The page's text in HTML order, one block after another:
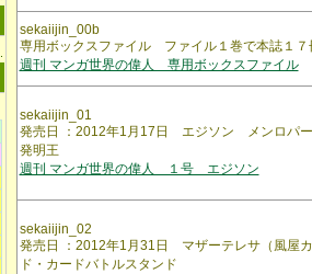
sekaiijin_00b
専用ボックスファイル ファイル１巻で本誌１７
週刊 マンガ世界の偉人 専用ボックスファイル
sekaiijin_01
発売日 ：2012年1月17日 エジソン メンロパー
発明王
週刊 マンガ世界の偉人 １号 エジソン
sekaiijin_02
発売日 ：2012年1月31日 マザーテレサ（風屋
ド・カードバトルスタンド